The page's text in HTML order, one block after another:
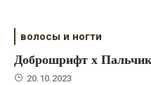
волосы и ногти
Доброшрифт х
20.10.2023